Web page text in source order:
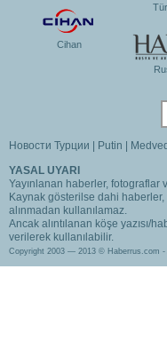
Cihan
Новости Турции | Putin |
YASAL UYARI
Yayınlanan haberler, fotograflar
Kaynak gösterilse dahi haberler,
alınmadan kullanılamaz.
Ancak alıntılanan köşe yazısı/
verilerek kullanılabilir.
Copyright 2003 — 2013 © Haberrus.com -